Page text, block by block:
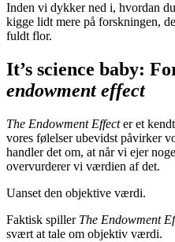
Inden vi dykker ned i, hvordan
kigge lidt mere på forskningen,
fuldt flor.
It’s science baby:
endowment effect
The Endowment Effecter et
vores følelser ubevidst påvirker
handler det om, at når vi ejer
overvurderer vi værdien af det.
Uanset den objektive værdi.
Faktisk spiller The Endowment
svært at tale om objektiv værdi.